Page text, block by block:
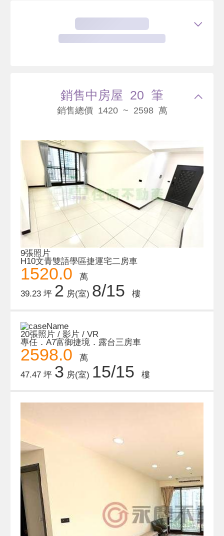
銷售中房屋 20 筆
銷售總價 1420 ~ 2598 萬
9張照片
H10文青雙語學區捷運宅二房車
1520.0
萬
39.23 坪 2 房(室) 8/15 樓
20張照片 / 影片 / VR
專任．A7富御捷境．露台三房車
2598.0
萬
47.47 坪 3 房(室) 15/15 樓